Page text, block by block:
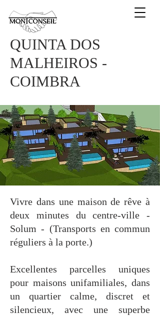
QUINTA DOS
MALHEIROS -
COIMBRA
Vivre dans une maison de rêve à
deux minutes du centre-ville -
Solum - (Transports en commun
réguliers à la porte.)
Excellentes parcelles uniques
pour maisons unifamiliales, dans
un quartier calme, discret et
silencieux, avec une superbe